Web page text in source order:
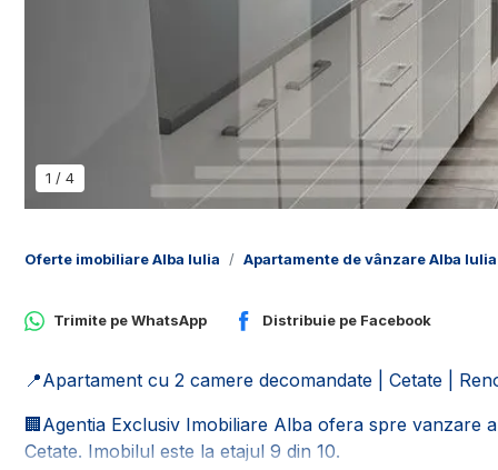
1 / 4
Oferte imobiliare Alba Iulia Apartamente de vânzare Alba Iulia
Trimite peWhatsApp Distribuie pe Facebook
📍Apartament cu 2 camere decomandate | Cetate |
🏢Agentia Exclusiv Imobiliare Alba ofera spre vanzare
Cetate. Imobilul este la etajul 9 din 10.